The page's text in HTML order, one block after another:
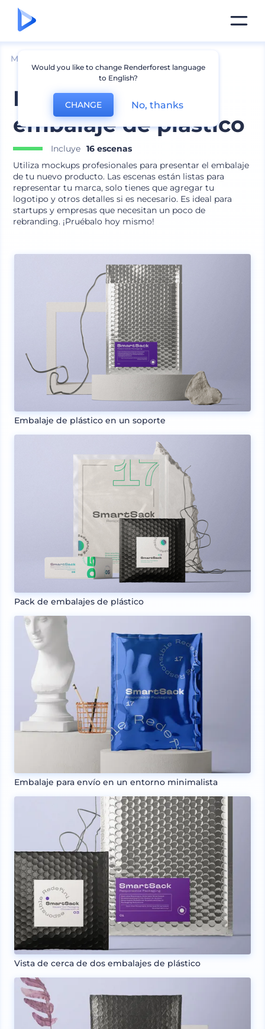
Mockups
Mockups de
embalaje de plástico
Incluye 16 escenas
Utiliza mockups profesionales para presentar el embalaje
de tu nuevo producto. Las escenas están listas para
representar tu marca, solo tienes que agregar tu
logotipo y otros detalles si es necesario. Es ideal para
startups y empresas que necesitan un poco de
rebranding. ¡Pruébalo hoy mismo!
Embalaje de plástico en un soporte
Pack de embalajes de plástico
Embalaje para envío en un entorno minimalista
Vista de cerca de dos embalajes de plástico
Would you like to change Renderforest language
to English?
CHANGE No, thanks